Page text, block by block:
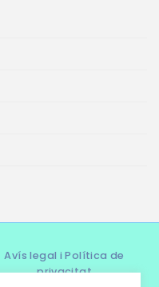
Avís legal i Política de
privacitat